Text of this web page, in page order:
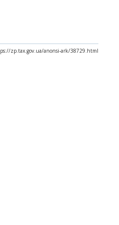
zp.tax.gov.ua/anonsi-ark/38729.html